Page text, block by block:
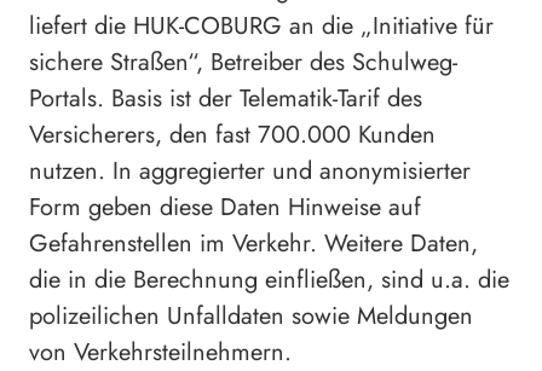
liefert die HUK-COBURG an die „Initiative für
sichere Straßen“, Betreiber des Schulweg-
Portals. Basis ist der Telematik-Tarif des
Versicherers, den fast 700.000 Kunden
nutzen. In aggregierter und anonymisierter
Form geben diese Daten Hinweise auf
Gefahrenstellen im Verkehr. Weitere Daten,
die in die Berechnung einfließen, sind u.a. die
polizeilichen Unfalldaten sowie Meldungen
von Verkehrsteilnehmern.